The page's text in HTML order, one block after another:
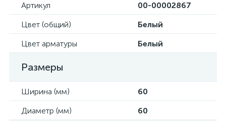
Артикул
00-00002867
Цвет (общий)
Белый
Цвет арматуры
Белый
Размеры
Ширина (мм)
60
Диаметр (мм)
60